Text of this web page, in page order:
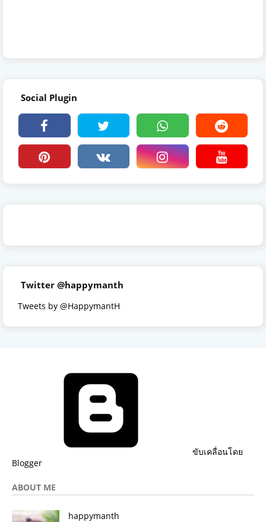
Social Plugin
Twitter @happymanth
Tweets by @HappymantH
ขับเคลื่อนโดย
Blogger
ABOUT ME
happymanth